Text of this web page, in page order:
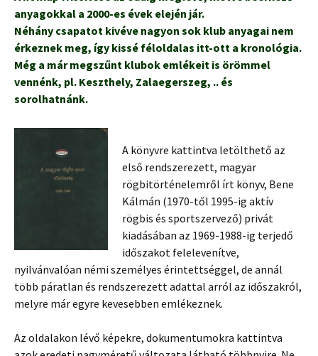
anyagokkal a 2000-es évek elején jár.
Néhány csapatot kivéve nagyon sok klub anyagai nem
érkeznek meg, így kissé féloldalas itt-ott a kronológia.
Még a már megszűnt klubok emlékeit is örömmel
vennénk, pl. Keszthely, Zalaegerszeg, .. és
sorolhatnánk.
A könyvre kattintva letölthető az
első rendszerezett, magyar
rögbitörténelemről írt könyv, Bene
Kálmán (1970-től 1995-ig aktív
rögbis és sportszervező) privát
kiadásában az 1969-1988-ig terjedő
időszakot felelevenítve,
nyilvánvalóan némi személyes érintettséggel, de annál
több páratlan és rendszerezett adattal arról az időszakról,
melyre már egyre kevesebben emlékeznek.
Az oldalakon lévő képekre, dokumentumokra kattintva